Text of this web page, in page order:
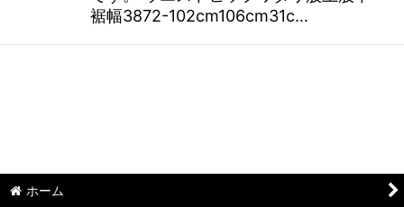
裾幅3872-102cm106cm31c…
ホーム